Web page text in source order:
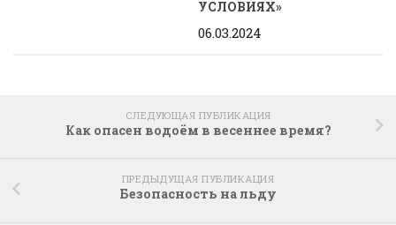
УСЛОВИЯХ»
06.03.2024
СЛЕДУЮЩАЯ ПУБЛИКАЦИЯ
Как опасен водоём в весеннее время?
ПРЕДЫДУЩАЯ ПУБЛИКАЦИЯ
Безопасность на льду